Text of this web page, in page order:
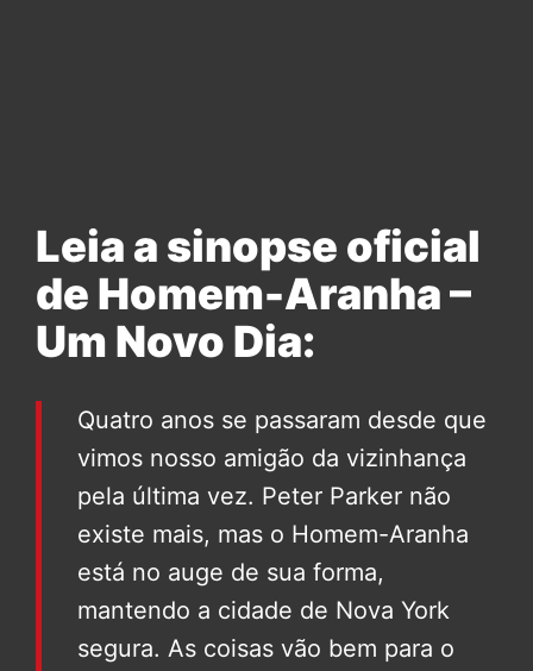
Leia a sinopse oficial
de Homem-Aranha –
Um Novo Dia:
Quatro anos se passaram desde que
vimos nosso amigão da vizinhança
pela última vez. Peter Parker não
existe mais, mas o Homem-Aranha
está no auge de sua forma,
mantendo a cidade de Nova York
segura. As coisas vão bem para o